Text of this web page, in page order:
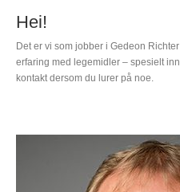
Hei!
Det er vi som jobber i Gedeon
erfaring med legemidler – spesielt
kontakt dersom du lurer på noe.